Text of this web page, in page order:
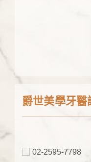
爵世美學牙
02-2595-7798